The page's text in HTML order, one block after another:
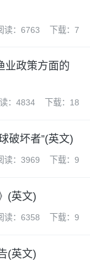
读：6763 下载：7
业政策方面的
：4834 下载：18
破坏者”(英文)
读：3969 下载：9
(英文)
读：6358 下载：9
(英文)